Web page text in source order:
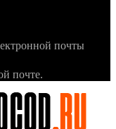
почты
почте.